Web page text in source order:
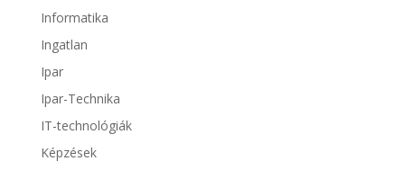
Informatika
Ingatlan
Ipar
Ipar-Technika
IT-technológiák
Képzések